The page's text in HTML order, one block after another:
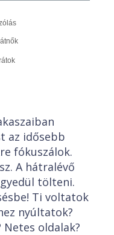
az idősebb
fókuszálok.
A hátralévő
tölteni.
Ti voltatok
nyúltatok?
Netes oldalak?